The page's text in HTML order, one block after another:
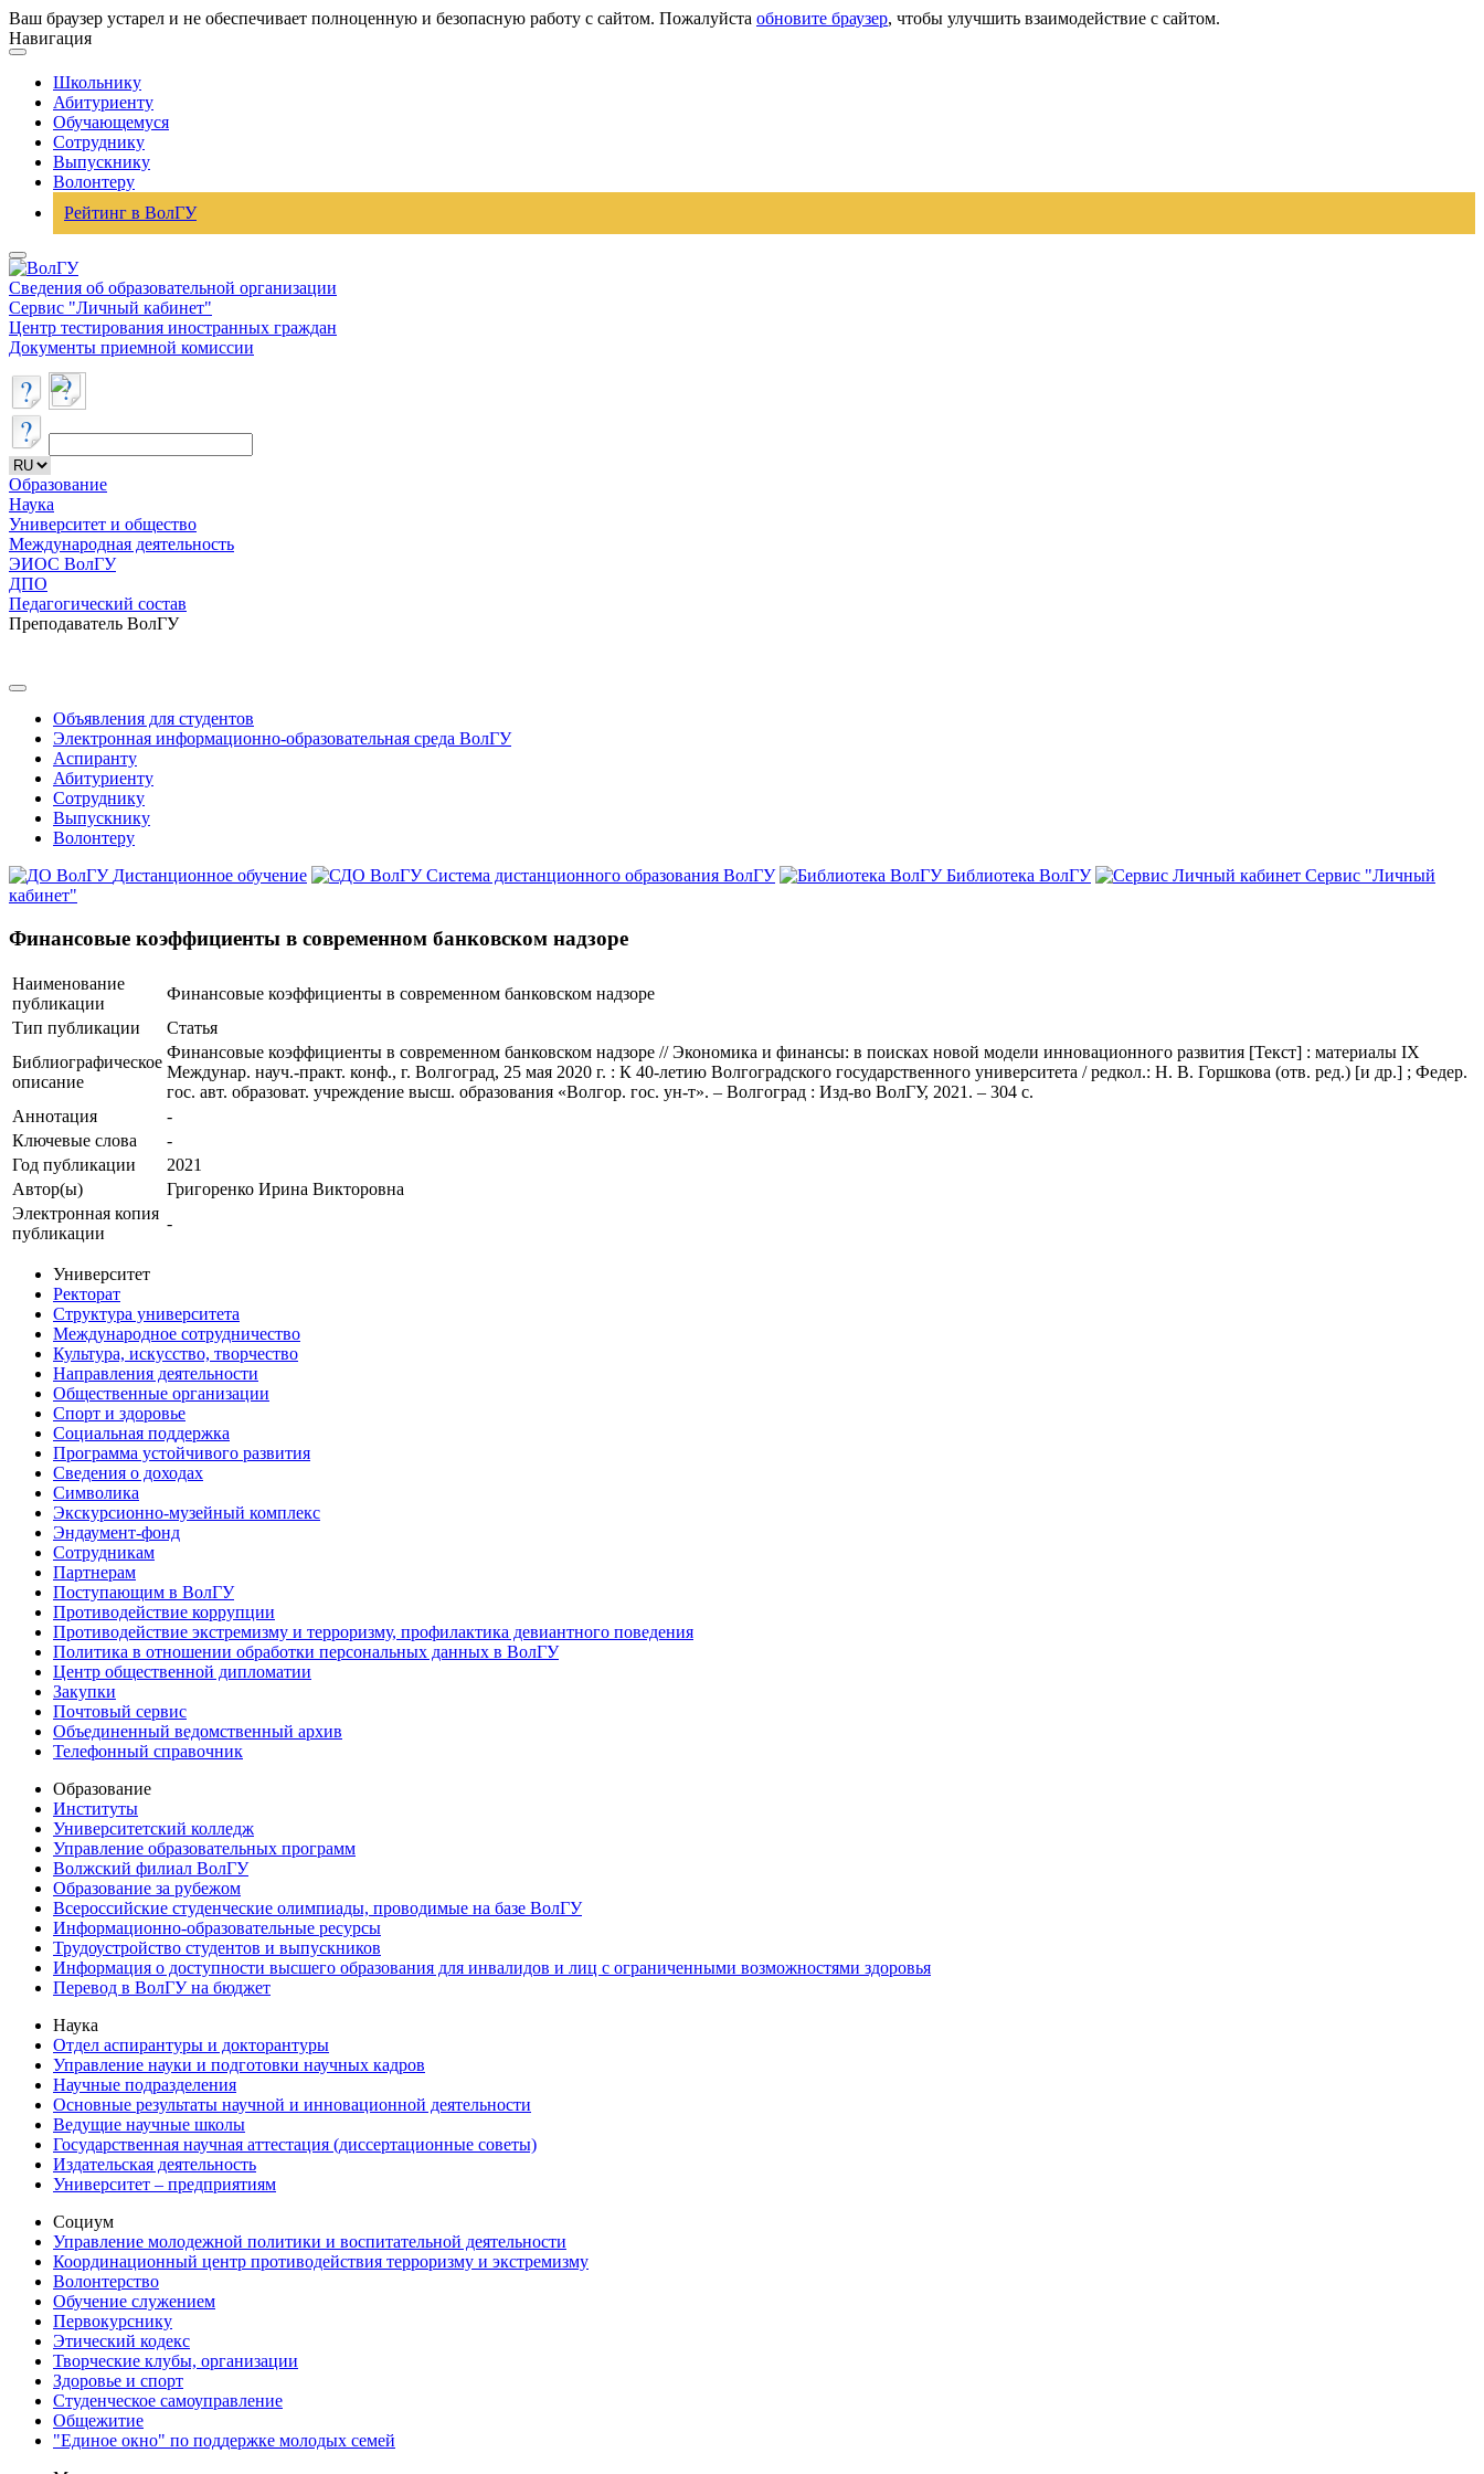
Ваш браузер устарел и не обеспечивает полноценную и безопасную работу с сайтом. Пожалуйста обновите браузер, чтобы улучшить взаимодействие с сайтом.
Навигация
Школьнику
Абитуриенту
Обучающемуся
Сотруднику
Выпускнику
Волонтеру
Рейтинг в ВолГУ
Сведения об образовательной организации
Сервис "Личный кабинет"
Центр тестирования иностранных граждан
Документы приемной комиссии
Образование
Наука
Университет и общество
Международная деятельность
ЭИОС ВолГУ
ДПО
Педагогический состав
Преподаватель ВолГУ
Объявления для студентов
Электронная информационно-образовательная среда ВолГУ
Аспиранту
Абитуриенту
Сотруднику
Выпускнику
Волонтеру
Дистанционное обучение
Система дистанционного образования ВолГУ Библиотека ВолГУ
Сервис "Личный
кабинет"
Финансовые коэффициенты в современном банковском надзоре
Наименование
публикации
Финансовые коэффициенты в современном банковском надзоре
Тип публикации
Статья
Библиографическое
описание
Финансовые коэффициенты в современном банковском надзоре // Экономика и финансы: в поисках новой модели инновационного развития [Текст] : материалы IX
Междунар. науч.-практ. конф., г. Волгоград, 25 мая 2020 г. : К 40-летию Волгоградского государственного университета / редкол.: Н. В. Горшкова (отв. ред.) [и др.] ; Федер.
гос. авт. образоват. учреждение высш. образования «Волгор. гос. ун-т». – Волгоград : Изд-во ВолГУ, 2021. – 304 с.
Аннотация
-
Ключевые cлова
-
Год публикации
2021
Автор(ы)
Григоренко Ирина Викторовна
Электронная копия
публикации
-
Университет
Ректорат
Структура университета
Международное сотрудничество
Культура, искусство, творчество
Направления деятельности
Общественные организации
Спорт и здоровье
Социальная поддержка
Программа устойчивого развития
Сведения о доходах
Символика
Экскурсионно-музейный комплекс
Эндаумент-фонд
Сотрудникам
Партнерам
Поступающим в ВолГУ
Противодействие коррупции
Противодействие экстремизму и терроризму, профилактика девиантного поведения
Политика в отношении обработки персональных данных в ВолГУ
Центр общественной дипломатии
Закупки
Почтовый сервис
Объединенный ведомственный архив
Телефонный справочник
Образование
Институты
Университетский колледж
Управление образовательных программ
Волжский филиал ВолГУ
Образование за рубежом
Всероссийские студенческие олимпиады, проводимые на базе ВолГУ
Информационно-образовательные ресурсы
Трудоустройство студентов и выпускников
Информация о доступности высшего образования для инвалидов и лиц с ограниченными возможностями здоровья
Перевод в ВолГУ на бюджет
Наука
Отдел аспирантуры и докторантуры
Управление науки и подготовки научных кадров
Научные подразделения
Основные результаты научной и инновационной деятельности
Ведущие научные школы
Государственная научная аттестация (диссертационные советы)
Издательская деятельность
Университет – предприятиям
Социум
Управление молодежной политики и воспитательной деятельности
Координационный центр противодействия терроризму и экстремизму
Волонтерство
Обучение служением
Первокурснику
Этический кодекс
Творческие клубы, организации
Здоровье и спорт
Студенческое самоуправление
Общежитие
"Единое окно" по поддержке молодых семей